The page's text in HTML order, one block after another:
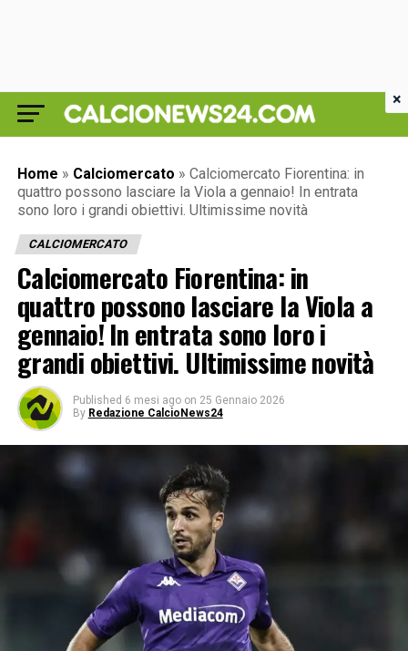
Home » Calciomercato » Calciomercato Fiorentina: in
quattro possono lasciare la Viola a gennaio! In entrata
sono loro i grandi obiettivi. Ultimissime novità
CALCIOMERCATO
Calciomercato Fiorentina: in
quattro possono lasciare la Viola a
gennaio! In entrata sono loro i
grandi obiettivi. Ultimissime novità
Published 6 mesi ago on 25 Gennaio 2026
By Redazione CalcioNews24
×